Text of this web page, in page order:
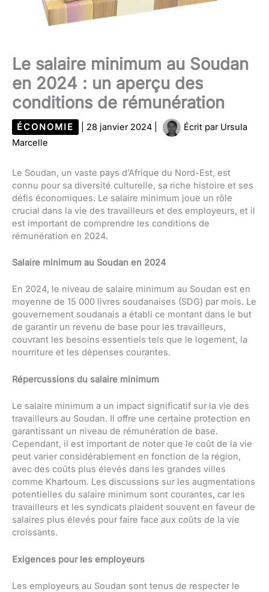
Le salaire minimum au Soudan
en 2024 : un aperçu des
conditions de rémunération
ÉCONOMIE 28 janvier 2024 Écrit par Ursula
Marcelle
Le Soudan, un vaste pays d’Afrique du Nord-Est, est
connu pour sa diversité culturelle, sa riche histoire et ses
défis économiques. Le salaire minimum joue un rôle
crucial dans la vie des travailleurs et des employeurs, et il
est important de comprendre les conditions de
rémunération en 2024.
Salaire minimum au Soudan en 2024
En 2024, le niveau de salaire minimum au Soudan est en
moyenne de 15 000 livres soudanaises (SDG) par mois. Le
gouvernement soudanais a établi ce montant dans le but
de garantir un revenu de base pour les travailleurs,
couvrant les besoins essentiels tels que le logement, la
nourriture et les dépenses courantes.
Répercussions du salaire minimum
Le salaire minimum a un impact significatif sur la vie des
travailleurs au Soudan. Il offre une certaine protection en
garantissant un niveau de rémunération de base.
Cependant, il est important de noter que le coût de la vie
peut varier considérablement en fonction de la région,
avec des coûts plus élevés dans les grandes villes
comme Khartoum. Les discussions sur les augmentations
potentielles du salaire minimum sont courantes, car les
travailleurs et les syndicats plaident souvent en faveur de
salaires plus élevés pour faire face aux coûts de la vie
croissants.
Exigences pour les employeurs
Les employeurs au Soudan sont tenus de respecter le